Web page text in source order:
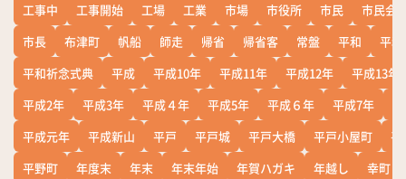
工事中
工事開始 工場 工業 市場 市役所 市民
市民会
市長
布津町 帆船 師走 帰省 帰省客 常盤 平和
平
平和祈念式典
平成 平成10年 平成11年 平成12年
平成13年
平成2年
平成3年 平成４年 平成5年 平成６年 平成7年
平成元年
平成新山 平戸 平戸城 平戸大橋 平戸小屋町
平
平野町
年度末 年末 年末年始 年賀ハガキ 年越し
幸町